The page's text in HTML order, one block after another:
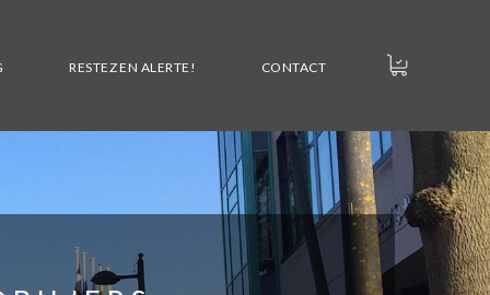
RESTEZ EN ALERTE! CONTACT